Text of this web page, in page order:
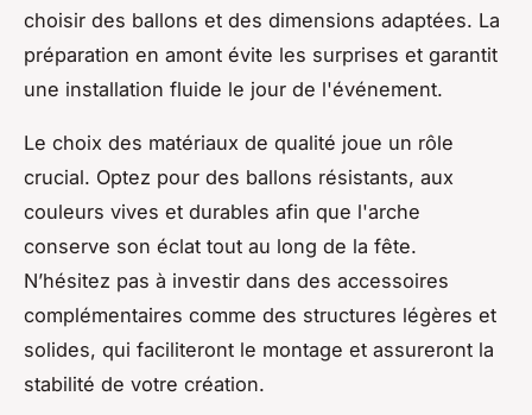
choisir des ballons et des dimensions adaptées. La
préparation en amont évite les surprises et garantit
une installation fluide le jour de l'événement.
Le choix des matériaux de qualité joue un rôle
crucial. Optez pour des ballons résistants, aux
couleurs vives et durables afin que l'arche
conserve son éclat tout au long de la fête.
N’hésitez pas à investir dans des accessoires
complémentaires comme des structures légères et
solides, qui faciliteront le montage et assureront la
stabilité de votre création.